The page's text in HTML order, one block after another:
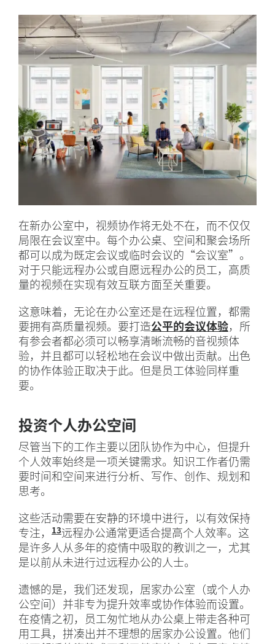
在新办公室中，视频协作将无处不在，而不仅仅
局限在会议室中。每个办公桌、空间和聚会场所
都可以成为既定会议或临时会议的“会议室”。
对于只能远程办公或自愿远程办公的员工，高质
量的视频在实现有效互联方面至关重要。
这意味着，无论在办公室还是在远程位置，都需
要拥有高质量视频。要打造公平的会议体验，所
有参会者都必须可以畅享清晰流畅的音视频体
验，并且都可以轻松地在会议中做出贡献。出色
的协作体验正取决于此。但是员工体验同样重
要。
投资个人办公空间
尽管当下的工作主要以团队协作为中心，但提升
个人效率始终是一项关键需求。知识工作者仍需
要时间和空间来进行分析、写作、创作、规划和
思考。
这些活动需要在安静的环境中进行，以有效保持
专注，
13“开放式办公空间的持久可怕之处”， 《
远程办公通常更适合提高个人效率。这
是许多人从多年的疫情中吸取的教训之一，尤其
是以前从未进行过远程办公的人士。
遗憾的是，我们还发现，居家办公室（或个人办
公空间）并非专为提升效率或协作体验而设置。
在疫情之初，员工匆忙地从办公桌上带走各种可
用工具，拼凑出并不理想的居家办公设置。他们